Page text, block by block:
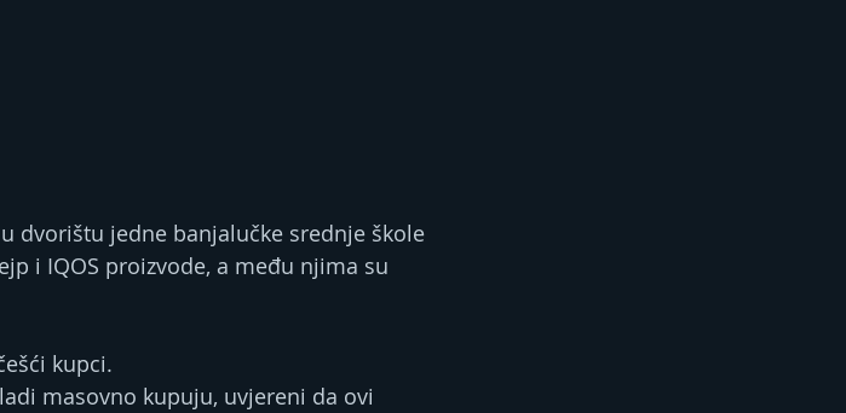
dvorištu jedne banjalučke srednje škole
i IQOS proizvode, a među njima su
kupci.
masovno kupuju, uvjereni da ovi